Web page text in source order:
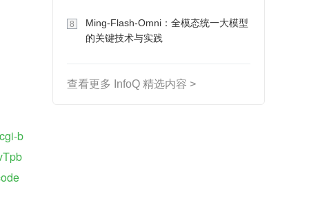
b
8
Ming-Flash-Omni：全模态统一大模型
的关键技术与实践
查看更多 InfoQ 精选内容 >